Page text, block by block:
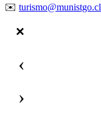
✉️ turismo@munistgo.cl
‹
›